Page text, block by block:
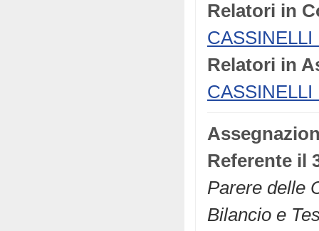
Relatori in
CASSINELLI
Relatori in
CASSINELLI
Referente il
Parere delle
Bilancio e